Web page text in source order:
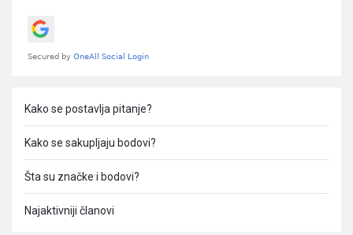
Kako se postavlja pitanje?
Kako se sakupljaju bodovi?
Šta su značke i bodovi?
Najaktivniji članovi